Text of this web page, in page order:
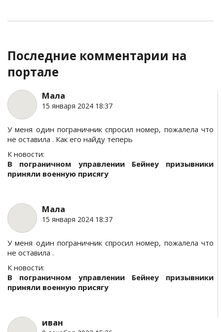
Последние комментарии на
портале
Мала
15 января 2024 18:37
У меня один пограничник спросил номер, пожалела что
не оставила . Как его найду теперь
К новости:
В пограничном управлении Бейнеу призывники
приняли военную присягу
Мала
15 января 2024 18:37
У меня один пограничник спросил номер, пожалела что
не оставила .
К новости:
В пограничном управлении Бейнеу призывники
приняли военную присягу
иван